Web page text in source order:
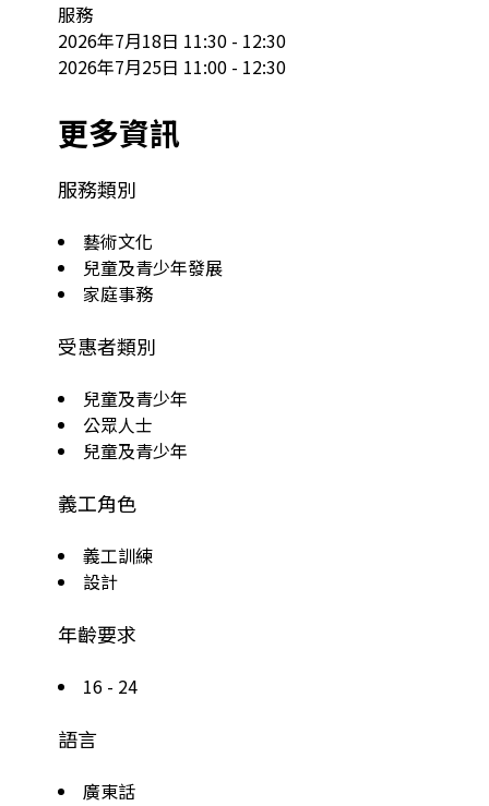
服務
2026年7月18日 11:30 - 12:30
2026年7月25日 11:00 - 12:30
更多資訊
服務類別
藝術文化
兒童及青少年發展
家庭事務
受惠者類別
兒童及青少年
公眾人士
兒童及青少年
義工角色
義工訓練
設計
年齡要求
16 - 24
語言
廣東話